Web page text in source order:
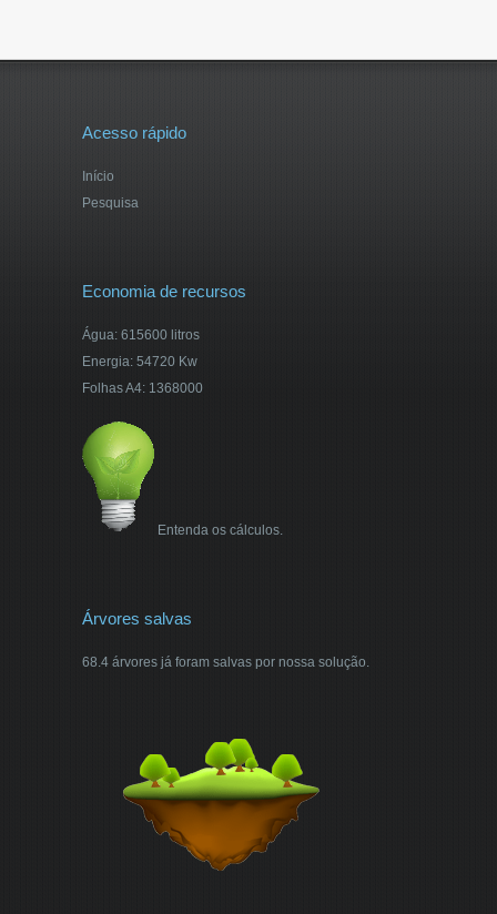
Acesso rápido
Início
Pesquisa
Economia de recursos
Água: 615600 litros
Energia: 54720 Kw
Folhas A4: 1368000
Entenda os cálculos.
Árvores salvas
68.4 árvores já foram salvas por nossa solução.